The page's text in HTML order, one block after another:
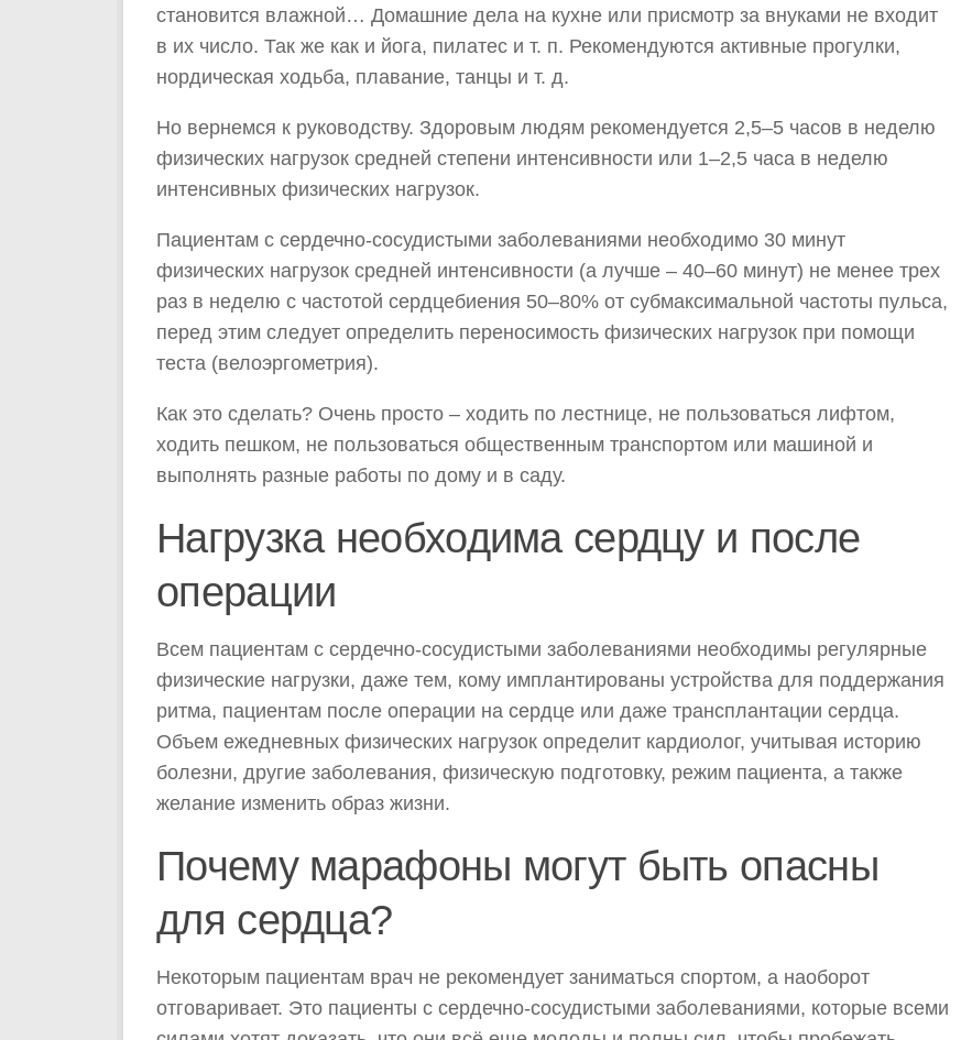
становится влажной… Домашние дела на кухне или присмотр за внуками не входит
в их число. Так же как и йога, пилатес и т. п. Рекомендуются активные прогулки,
нордическая ходьба, плавание, танцы и т. д.
Но вернемся к руководству. Здоровым людям рекомендуется 2,5–5 часов в неделю
физических нагрузок средней степени интенсивности или 1–2,5 часа в неделю
интенсивных физических нагрузок.
Пациентам с сердечно-сосудистыми заболеваниями необходимо 30 минут
физических нагрузок средней интенсивности (а лучше – 40–60 минут) не менее трех
раз в неделю с частотой сердцебиения 50–80% от субмаксимальной частоты пульса,
перед этим следует определить переносимость физических нагрузок при помощи
теста (велоэргометрия).
Как это сделать? Очень просто – ­ходить по лестнице, не пользоваться лифтом,
ходить пешком, не пользоваться общественным транспортом или машиной и
выполнять разные работы по дому и в саду.
Нагрузка необходима сердцу и после
операции
Всем пациентам с сердечно-­сосудистыми заболеваниями необходимы регулярные
физические нагрузки, даже тем, кому имплантированы устройства для поддержания
ритма, пациентам после операции на сердце или даже трансплантации сердца.
Объем ежедневных физических нагрузок определит кардиолог, учитывая историю
болезни, другие заболевания, физическую подготовку, режим пациента, а также
желание изменить образ жизни.
Почему марафоны могут быть опасны
для сердца?
Некоторым пациентам врач не рекомендует заниматься спортом, а наоборот
отговаривает. Это пациенты с сердечно-сосудистыми заболеваниями, которые всеми